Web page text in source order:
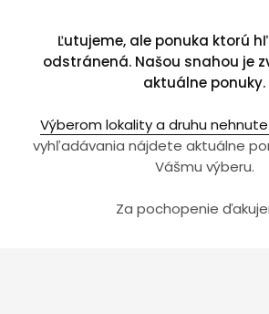
Ľutujeme, ale ponuka ktorú
odstránená. Našou snahou je
aktuálne ponuky.
Výberom lokality a druhu
vyhľadávania nájdete aktuálne
Vášmu výberu.
Za pochopenie